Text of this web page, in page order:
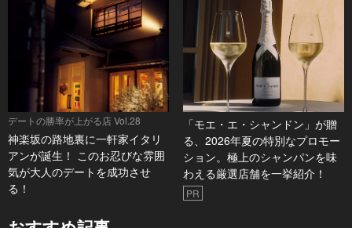
デートの勝率が上がる店 Vol.28
神楽坂の路地裏に一軒家イタリ
アンが誕生！ このお忍びな雰囲
気が大人のデートを成功させ
る！
「モエ・エ・シャンドン」が贈
る、2026年夏の特別なプロモー
ション。極上のシャンパンを味
わえる厳選店舗を一挙紹介！
PR